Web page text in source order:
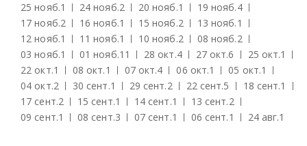
25 нояб.1 24 нояб.2 20 нояб.1 19 нояб.4
17 нояб.2 16 нояб.1 15 нояб.2 13 нояб.1
12 нояб.1 11 нояб.1 10 нояб.2 08 нояб.2
03 нояб.1 01 нояб.11 28 окт.4 27 окт.6 25 окт.1
22 окт.1 08 окт.1 07 окт.4 06 окт.1 05 окт.1
04 окт.2 30 сент.1 29 сент.2 22 сент.5 18 сент.1
17 сент.2 15 сент.1 14 сент.1 13 сент.2
09 сент.1 08 сент.3 07 сент.1 06 сент.1 24 авг.1